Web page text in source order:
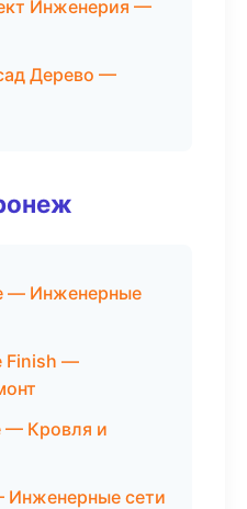
Инженерия —
Дерево —
— Инженерные
Finish —
— Кровля и
Инженерные сети